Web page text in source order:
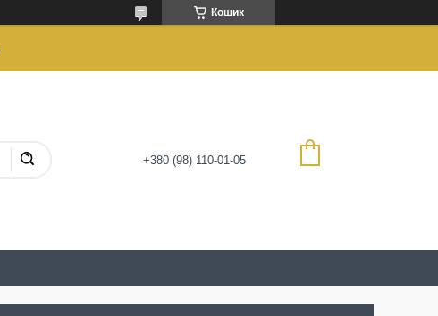
Кошик
+380 (98) 110-01-05